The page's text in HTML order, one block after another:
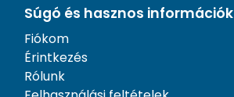
Súgó és hasznos információk
Fiókom
Érintkezés
Rólunk